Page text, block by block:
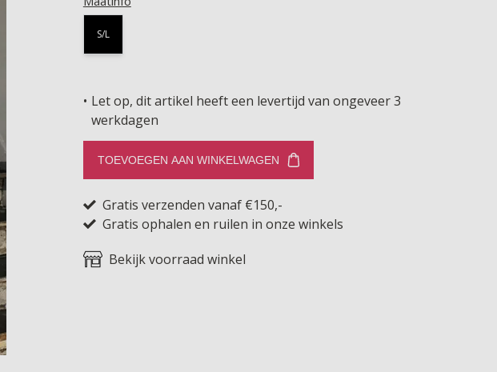
S/L
Let op, dit artikel heeft een levertijd van ongeveer 3
werkdagen
TOEVOEGEN AAN WINKELWAGEN
Gratis verzenden vanaf €150,-
Gratis ophalen en ruilen in onze winkels
Bekijk voorraad winkel